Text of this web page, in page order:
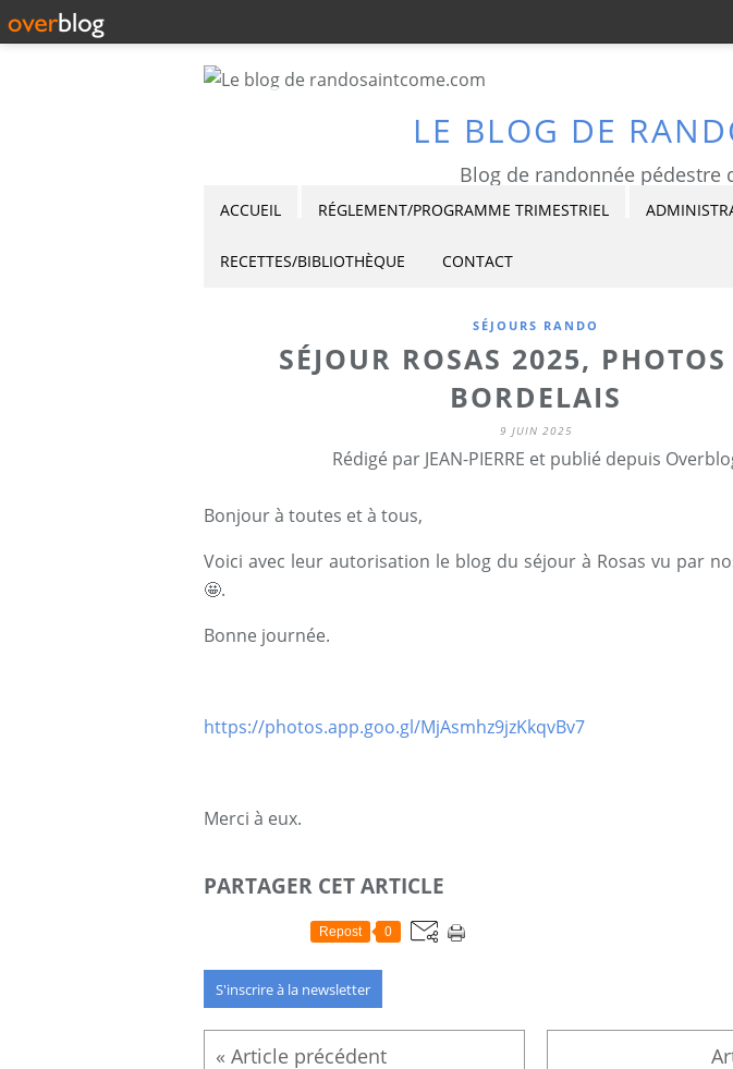
LE BLOG DE
Blog de randonnée pédestre
ACCUEIL RÉGLEMENT/PROGRAMME TRIMESTRIEL
RECETTES/BIBLIOTHÈQUE CONTACT
SÉJOURS RANDO
SÉJOUR ROSAS 2025, PHOTOS
BORDELAIS
9 JUIN 2025
Rédigé par JEAN-PIERRE et publié depuis
Bonjour à toutes et à tous,
Voici avec leur autorisation le blog du séjour à Rosas vu par
🤩.
Bonne journée.
https://photos.app.goo.gl/MjAsmhz9jzKkqvBv7
Merci à eux.
PARTAGER CET ARTICLE
Repost 0
S'inscrire à la newsletter